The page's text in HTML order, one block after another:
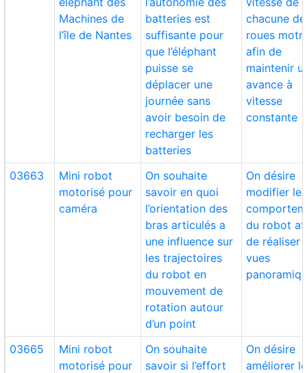
Machines de
l’île de Nantes
batteries est
suffisante pour
que l’éléphant
puisse se
déplacer une
journée sans
avoir besoin de
recharger les
batteries
chacune
roues
afin de
maintenir
avance à
vitesse
constante
03663
Mini robot
motorisé pour
caméra
On souhaite
savoir en quoi
l’orientation des
bras articulés a
une influence sur
les trajectoires
du robot en
mouvement de
rotation autour
d’un point
On désire
modifier le
du robot
de réaliser
vues
03665
Mini robot
motorisé pour
On souhaite
savoir si l’effort
On désire
améliorer le